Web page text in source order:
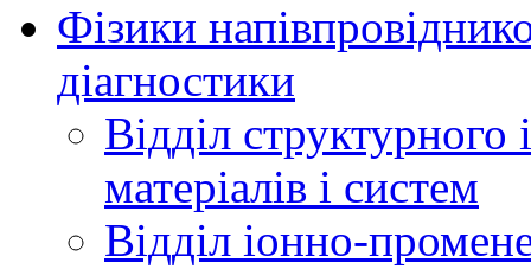
Фізики
діагностики
Відділ структурного
матеріалів і систем
Відділ іонно-